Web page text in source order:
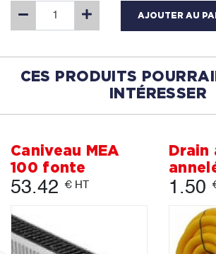
AJOUTER AU
CES PRODUITS
INTÉRESSER
Caniveau MEA
100 fonte
53.42 € HT
Drain
1.50